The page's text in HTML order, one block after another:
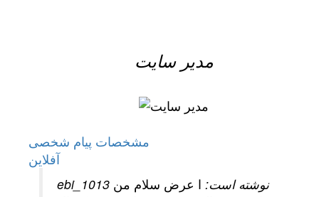
مدیر سایت
مشخصات پیام شخصی
آفلاين
ebi_1013 نوشته است: ا عرض سلام من